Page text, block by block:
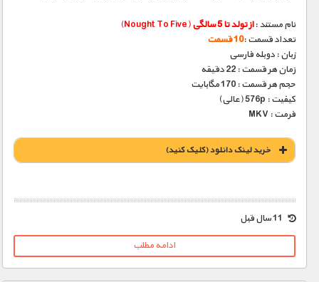
نام مستند :از تولد تا 5 سالگی
(Nought To Five)
تعداد قسمت :10 قسمت
زبان : دوبله فارسی
زمان هر قسمت : 22 دقیقه
حجم هر قسمت : 170 مگابایت
کیفیت : 576p (عالی)
فرمت : MKV
خريد لينک دانلود (کليک کنيد)
1900 تومان – دانلود قسمت 1 (افزودن به سبد خريد)
ادامه مطلب